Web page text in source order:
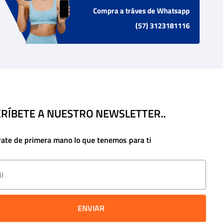
Compra a tráves de Whatsapp
(57) 3123181116
A NUESTRO NEWSLETTER..
de primera mano lo que tenemos para ti
ENVIAR